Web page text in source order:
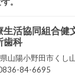
生活協同組合
歯科
山陽小野田市くし
84-6695